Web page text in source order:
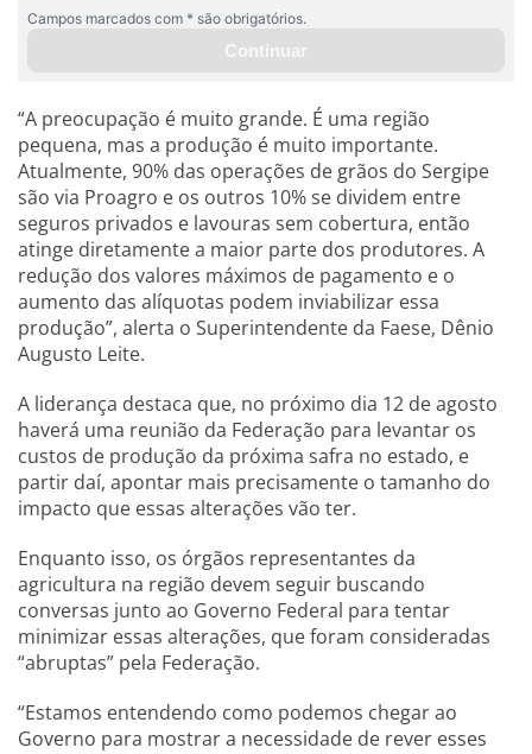
“A preocupação é muito grande. É uma região
pequena, mas a produção é muito importante.
Atualmente, 90% das operações de grãos do Sergipe
são via Proagro e os outros 10% se dividem entre
seguros privados e lavouras sem cobertura, então
atinge diretamente a maior parte dos produtores. A
redução dos valores máximos de pagamento e o
aumento das alíquotas podem inviabilizar essa
produção”, alerta o Superintendente da Faese, Dênio
Augusto Leite.
A liderança destaca que, no próximo dia 12 de agosto
haverá uma reunião da Federação para levantar os
custos de produção da próxima safra no estado, e
partir daí, apontar mais precisamente o tamanho do
impacto que essas alterações vão ter.
Enquanto isso, os órgãos representantes da
agricultura na região devem seguir buscando
conversas junto ao Governo Federal para tentar
minimizar essas alterações, que foram consideradas
“abruptas” pela Federação.
“Estamos entendendo como podemos chegar ao
Governo para mostrar a necessidade de rever esses